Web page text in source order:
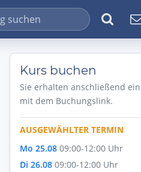
Kurs buchen
Sie erhalten anschließend
mit dem Buchungslink.
AUSGEWÄHLTER TERMIN
Mo 25.08 09:00-12:00 Uhr
Di 26.08 09:00-12:00 Uhr